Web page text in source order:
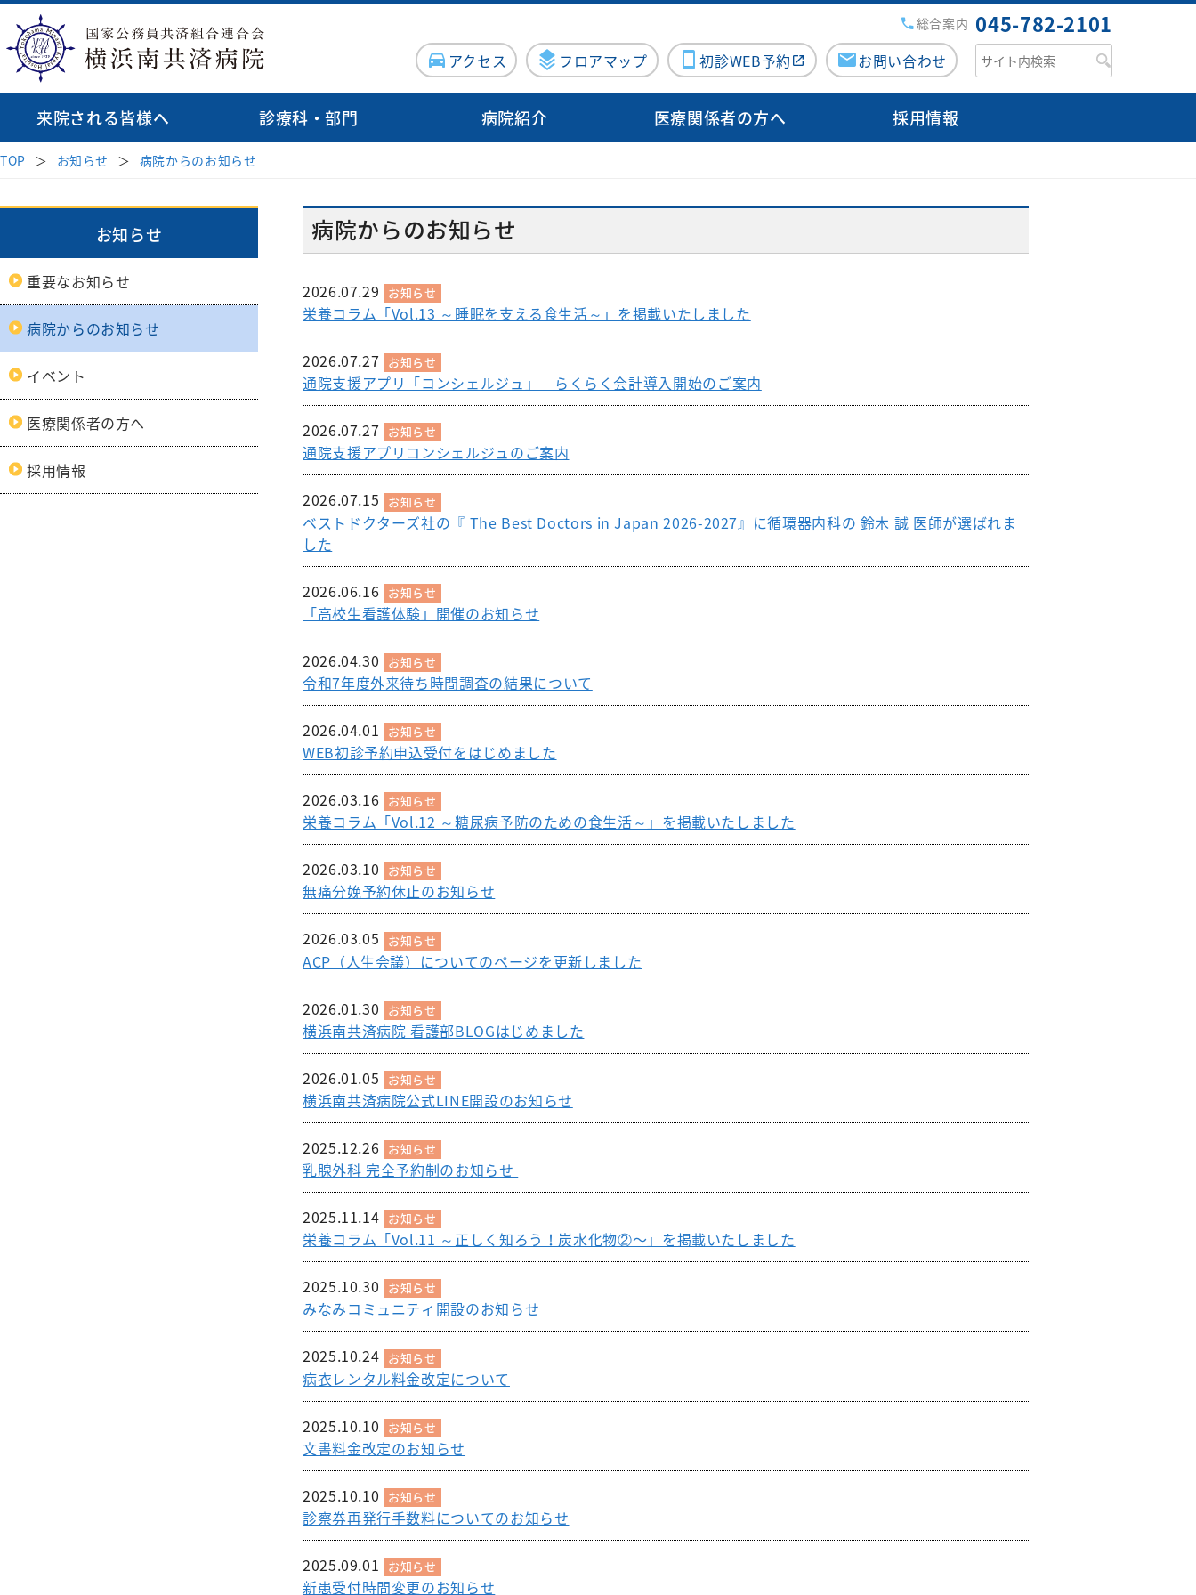
アクセス フロアマップ 初診WEB予約 お問い合わせ
総合案内 045-782-2101
来院される皆様へ
来院される皆様へ
受付時間・案内
はじめて受診される方
再診の方
セカンドオピニオン外来
お薬のご案内
相談窓口
入院のご案内
入院費用について
面会・お見舞いについて
医療設備紹介
フロアマップ
診療科・部門
診療科・部門
呼吸器内科
腎臓高血圧内科
内分泌代謝内科
膠原病リウマチ
内科
緩和支持療法科
透析センター
循環器内科
心臓血管外科
外科・消化器
外科
乳腺外科
呼吸器外科
整形外科
形成美容外科
脳神経外科
泌尿器科
産婦人科
科）
眼科
耳鼻咽喉科
放射線科
歯科口腔外科
リハビリテーショ
麻酔科
救急科
薬剤科
化学療法室
栄養科
看護部
健康管理セン
ター
地域医療連携
栄養サポートチーム
退院支援チーム
心臓リハビリテーションチーム
排尿ケアチーム
病院紹介
病院紹介
理念・基本方針
病院指針
施設紹介
医療設備紹介
医療関係者の方へ
医療関係者の方へ
医師検索
緩和ケア病棟について（医療関係者向け）
初期研修医向けの病院見学
各種データ
病院見学・お問い合わせフォーム
後期臨床研修プログラムのご案内
初期臨床研修プログラムのご案内
採用情報
TOP お知らせ 病院からのお知らせ
病院からのお知らせ
2026.07.29 お知らせ
栄養コラム「Vol.13 ～睡眠を支える食生活～」を掲載いたしました
2026.07.27 お知らせ
通院支援アプリ「コンシェルジュ」 らくらく会計導入開始のご案内
2026.07.27 お知らせ
通院支援アプリコンシェルジュのご案内
2026.07.15 お知らせ
ベストドクターズ社の『 The Best Doctors in Japan 2026-2027』に循環器内科の 鈴木 誠 医師が選ばれま
した
2026.06.16 お知らせ
「高校生看護体験」開催のお知らせ
2026.04.30 お知らせ
令和7年度外来待ち時間調査の結果について
2026.04.01 お知らせ
WEB初診予約申込受付をはじめました
2026.03.16 お知らせ
栄養コラム「Vol.12 ～糖尿病予防のための食生活～」を掲載いたしました
2026.03.10 お知らせ
無痛分娩予約休止のお知らせ
2026.03.05 お知らせ
ACP（人生会議）についてのページを更新しました
2026.01.30 お知らせ
横浜南共済病院 看護部BLOGはじめました
2026.01.05 お知らせ
横浜南共済病院公式LINE開設のお知らせ
2025.12.26 お知らせ
乳腺外科 完全予約制のお知らせ
2025.11.14 お知らせ
栄養コラム「Vol.11 ～正しく知ろう！炭水化物②〜」を掲載いたしました
2025.10.30 お知らせ
みなみコミュニティ開設のお知らせ
2025.10.24 お知らせ
病衣レンタル料金改定について
2025.10.10 お知らせ
文書料金改定のお知らせ
2025.10.10 お知らせ
診察券再発行手数料についてのお知らせ
2025.09.01 お知らせ
新患受付時間変更のお知らせ
お知らせ
重要なお知らせ
病院からのお知らせ
イベント
医療関係者の方へ
採用情報